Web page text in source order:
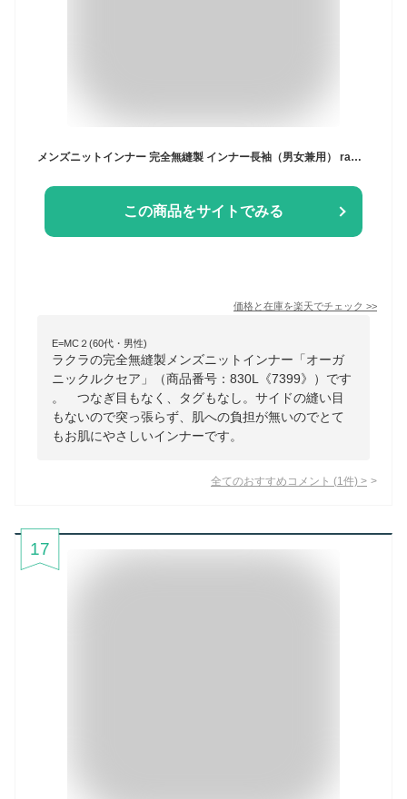
メンズニットインナー 完全無縫製 インナー長袖（男女兼用） ra・ku・ra ラクラ オーガニックコットンルクセア 大きいサイズ 敏感肌用インナー 肌着 完全無縫製ニットインナー LL 3L 丸首 丸衿 Tシャツ ニット 長袖 肌着 国産 日本製 マルエーニット
この商品をサイトでみる
価格と在庫を楽天でチェック >>
E=MC２(60代・男性)
ラクラの完全無縫製メンズニットインナー「オーガ
ニックルクセア」（商品番号：830L《7399》）です
。 つなぎ目もなく、タグもなし。サイドの縫い目
もないので突っ張らず、肌への負担が無いのでとて
もお肌にやさしいインナーです。
全てのおすすめコメント (1 件) >
17